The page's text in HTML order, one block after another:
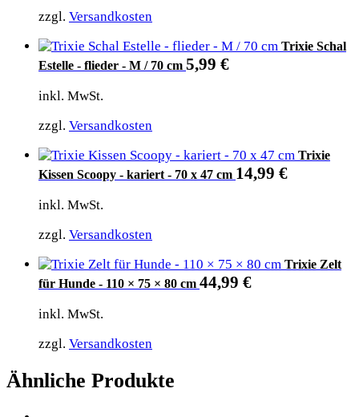
zzgl. Versandkosten
Trixie Schal
Estelle - flieder - M / 70 cm 5,99 €
inkl. MwSt.
zzgl. Versandkosten
Trixie
Kissen Scoopy - kariert - 70 x 47 cm 14,99 €
inkl. MwSt.
zzgl. Versandkosten
Trixie Zelt
für Hunde - 110 × 75 × 80 cm 44,99 €
inkl. MwSt.
zzgl. Versandkosten
Ähnliche Produkte